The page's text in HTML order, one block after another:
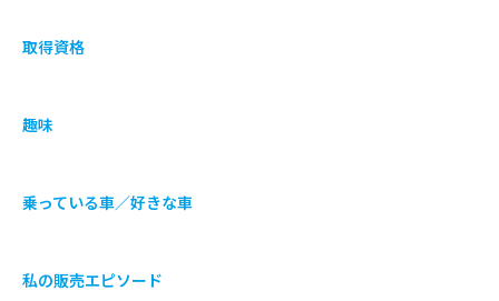
取得資格
趣味
乗っている車／好きな車
私の販売エピソード